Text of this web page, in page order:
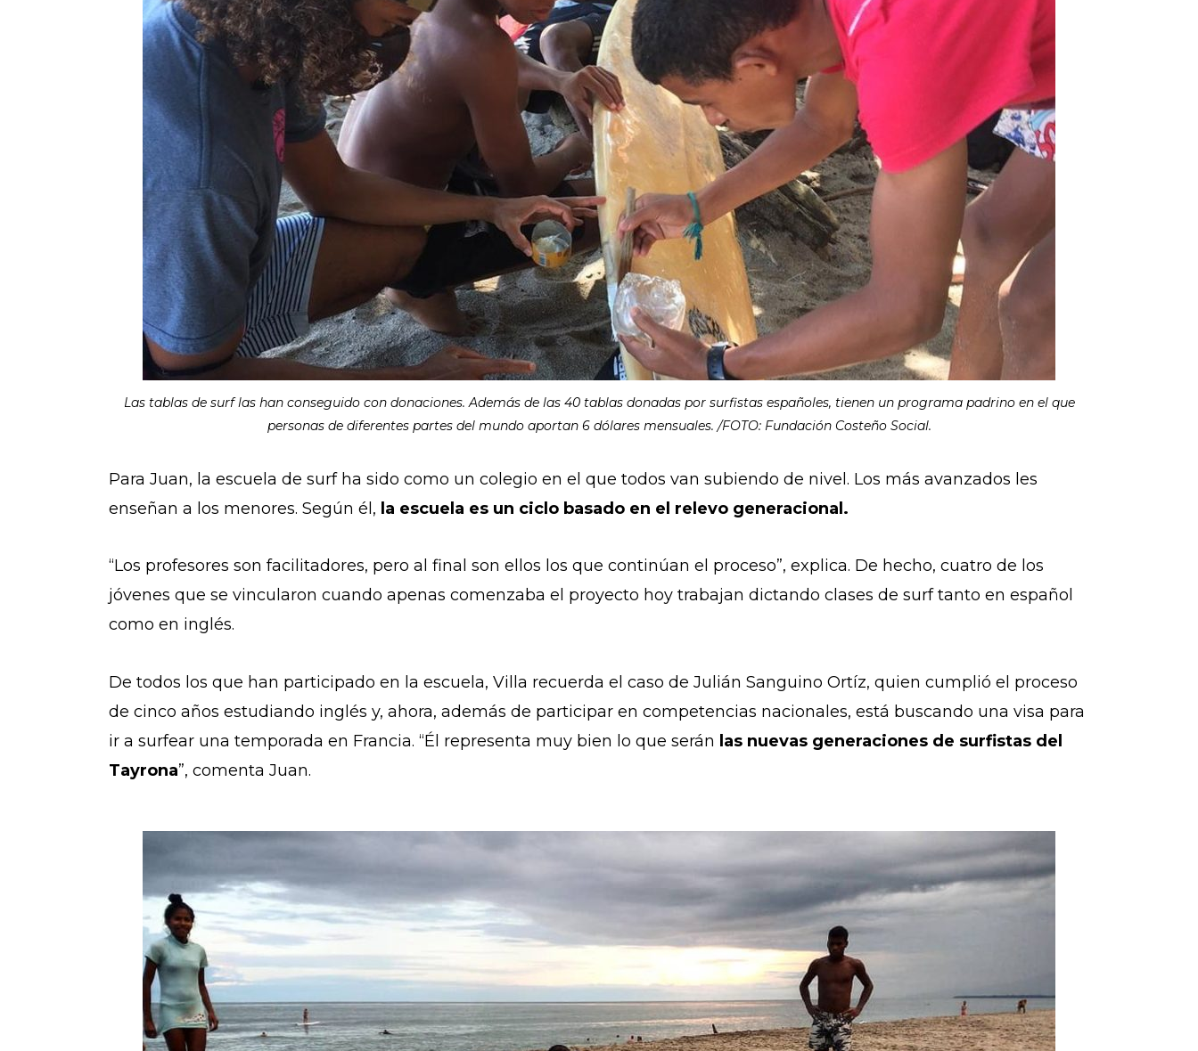
Las tablas de surf las han conseguido con donaciones. Además de las 40 tablas donadas por surfistas españoles, tienen un programa padrino en el que
personas de diferentes partes del mundo aportan 6 dólares mensuales. /FOTO: Fundación Costeño Social.
Para Juan, la escuela de surf ha sido como un colegio en el que todos van subiendo de nivel. Los más avanzados les
enseñan a los menores. Según él, la escuela es un ciclo basado en el relevo generacional.
“Los profesores son facilitadores, pero al final son ellos los que continúan el proceso”, explica. De hecho, cuatro de los
jóvenes que se vincularon cuando apenas comenzaba el proyecto hoy trabajan dictando clases de surf tanto en español
como en inglés.
De todos los que han participado en la escuela, Villa recuerda el caso de Julián Sanguino Ortíz, quien cumplió el proceso
de cinco años estudiando inglés y, ahora, además de participar en competencias nacionales, está buscando una visa para
ir a surfear una temporada en Francia. “Él representa muy bien lo que serán las nuevas generaciones de surfistas del
Tayrona”, comenta Juan.